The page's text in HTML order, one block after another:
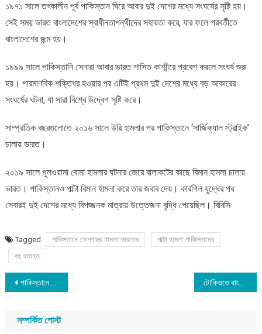
১৯৭১ সালে তৎকালীন পূর্ব পাকিস্তান ঘিরে আবার দুই দেশের মধ্যে সংঘর্ষের সৃষ্টি হয়।
সেই সময় ভারত বাংলাদেশের স্বাধীনতাপন্থীদের সহায়তা করে, যার ফলে পরবর্তীতে
বাংলাদেশের জন্ম হয়।
১৯৯৯ সালে পাকিস্তানি সেনারা আবার ভারত শাসিত কাশ্মীরে প্রবেশ করলে সংঘর্ষ শুরু
হয়। পারমাণবিক শক্তিধর হওয়ার পর এটিই প্রথম দুই দেশের মধ্যে বড় আকারের
সংঘর্ষের ঘটনা, যা সারা বিশ্বে উদ্বেগ সৃষ্টি করে।
সাম্প্রতিক বছরগুলোতে ২০১৬ সালে উরি হামলার পর পাকিস্তানে ‘সার্জিক্যাল স্ট্রাইক’
চালায় ভারত।
২০১৯ সালে পুলওয়ামা বোমা হামলার ঘটনার জেরে বালাকটের কাছে বিমান হামলা চালায়
ভারত। পাকিস্তানও পাল্টা বিমান হামলা করে তার জবাব দেয়। কারগিল যুদ্ধের পর
সেবারই দুই দেশের মধ্যে বিপজ্জনক মাত্রায় উত্তেজনা বৃদ্ধি পেয়েছিল। বিবিসি
Tagged পাকিস্তানে ক্ষেপণাস্ত্র হামলা ভারতের
পাল্টা হামলা পাকিস্তানের
বহু হতাহত
Post
navigation
পাকিস্তানে ভারতের ক্ষেপণাস্ত্র হামলা টোকিওতে বাংলাদেশের রাষ্ট্রদূতের সাথে জামায়াত নেতা রফিকুল ইসলাম খান
সম্পর্কিত পোস্ট